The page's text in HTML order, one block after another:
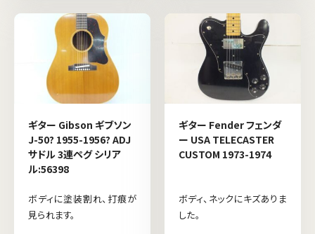
ギター Gibson ギブソン
J-50? 1955-1956? ADJ
サドル 3連ペグ シリア
ル:56398
ボディに塗装割れ、打痕が
見られます。
ギター Fender フェンダ
ー USA TELECASTER
CUSTOM 1973-1974
ボディ、ネックにキズありま
した。